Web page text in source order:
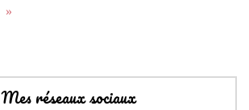
»
Mes réseaux sociaux